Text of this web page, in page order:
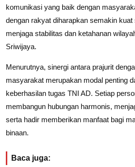
komunikasi yang baik dengan
dengan rakyat diharapkan semakin kuat
menjaga stabilitas dan ketahanan
Sriwijaya.
Menurutnya, sinergi antara prajurit
masyarakat merupakan modal penting
keberhasilan tugas TNI AD. Setiap
membangun hubungan harmonis,
serta hadir memberikan manfaat bagi
binaan.
Baca juga: